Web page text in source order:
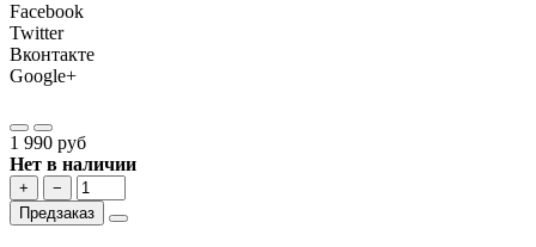
Facebook
Twitter
Вконтакте
Google+
1 990 руб
Нет в наличии
+
−
Предзаказ